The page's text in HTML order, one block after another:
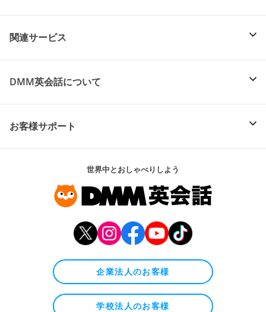
関連サービス
DMM英会話について
お客様サポート
世界中とおしゃべりしよう
企業法人のお客様
学校法人のお客様